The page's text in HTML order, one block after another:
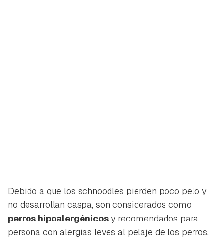
Debido a que los schnoodles pierden poco pelo y
no desarrollan caspa, son considerados como
perros hipoalergénicos y recomendados para
persona con alergias leves al pelaje de los perros.